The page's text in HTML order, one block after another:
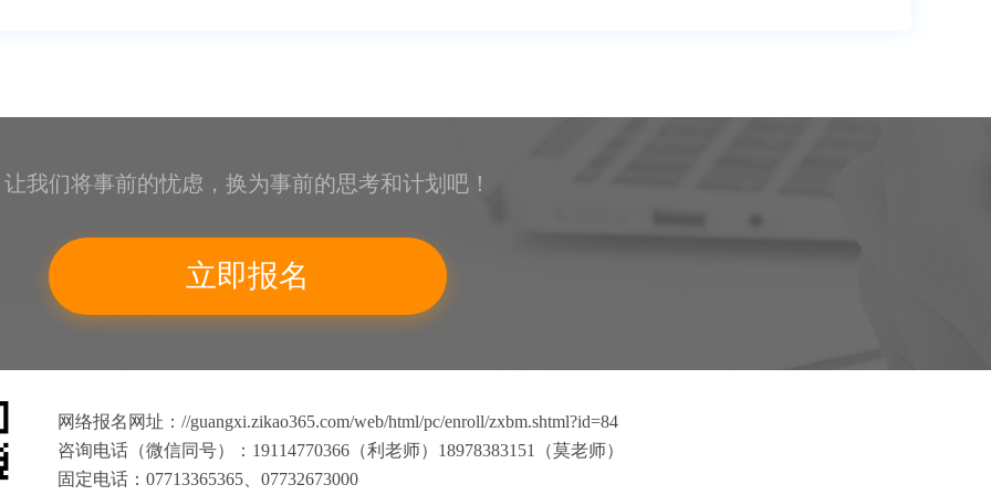
让我们将事前的忧虑，换为事前的思考和计划吧！
立即报名
网络报名网址： //guangxi.zikao365.com/web/html/pc/enroll/zxbm.shtml?id=84
咨询电话（微信同号）：19114770366（利老师）18978383151（莫老师）
固定电话：07713365365、07732673000